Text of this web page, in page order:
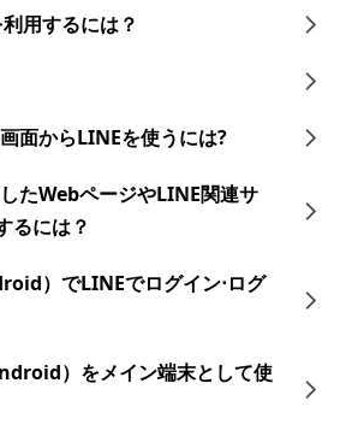
用するには？
面からLINEを使うには?
たWebページやLINE関連サ
るには？
）でLINEでログイン⋅ログ
）をメイン端末として使